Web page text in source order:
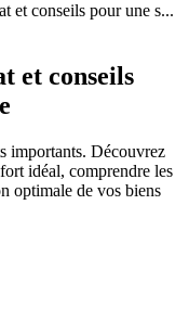
et conseils pour une s...
et conseils
importants. Découvrez
idéal, comprendre les
optimale de vos biens